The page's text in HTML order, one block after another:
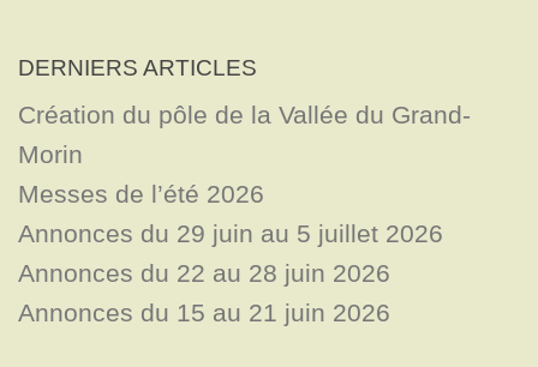
DERNIERS ARTICLES
Création du pôle de la Vallée du Grand-
Morin
Messes de l’été 2026
Annonces du 29 juin au 5 juillet 2026
Annonces du 22 au 28 juin 2026
Annonces du 15 au 21 juin 2026